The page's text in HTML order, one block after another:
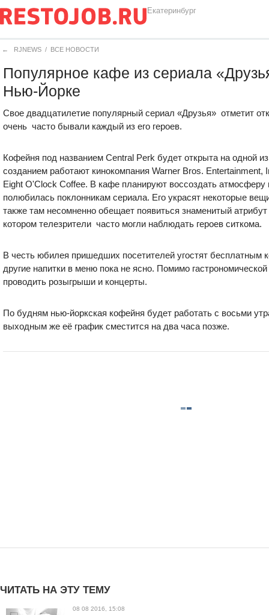
Екатеринбург
← RJNEWS / ВСЕ НОВОСТИ
Популярное кафе из сериала
Нью-Йорке
Свое двадцатилетие популярный сериал «Друзья» отметит
очень часто бывали каждый из его героев.
Кофейня под названием Central Perk будет открыта на одной
созданием работают кинокомпания Warner Bros.
Eight O'Clock Coffee. В кафе планируют воссоздать атмосферу
полюбилась поклонникам сериала. Его украсят некоторые
также там несомненно обещает появиться знаменитый
котором телезрители часто могли наблюдать героев ситкома.
В честь юбилея пришедших посетителей угостят бесплатным
другие напитки в меню пока не ясно. Помимо
проводить розыгрыши и концерты.
По будням нью-йоркская кофейня будет работать с восьми
выходным же её график сместится на два часа позже.
ЧИТАТЬ НА ЭТУ ТЕМУ
08 08 2016, 15:08